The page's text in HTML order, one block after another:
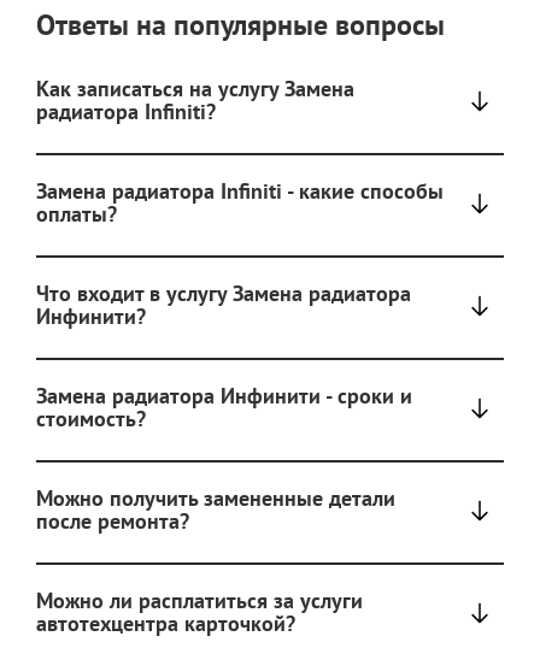
Ответы на популярные вопросы
Как записаться на услугу Замена
радиатора Infiniti?
Замена радиатора Infiniti - какие способы
оплаты?
Что входит в услугу Замена радиатора
Инфинити?
Замена радиатора Инфинити - сроки и
стоимость?
Можно получить замененные детали
после ремонта?
Можно ли расплатиться за услуги
автотехцентра карточкой?